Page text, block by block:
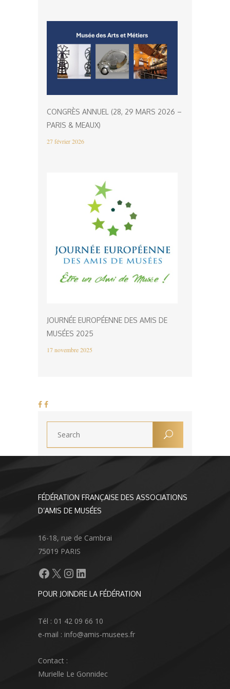
CONGRÈS ANNUEL (28, 29 MARS 2026 –
PARIS & MEAUX)
27 février 2026
JOURNÉE EUROPÉENNE DES AMIS DE
MUSÉES 2025
17 novembre 2025
FÉDÉRATION FRANÇAISE DES ASSOCIATIONS
D’AMIS DE MUSÉES
16-18, rue de Cambrai
75019 PARIS
Facebook
X Instagram
LinkedIn
POUR JOINDRE LA FÉDÉRATION
Tél : 01 42 09 66 10
e-mail : info@amis-musees.fr
Contact :
Murielle Le Gonnidec